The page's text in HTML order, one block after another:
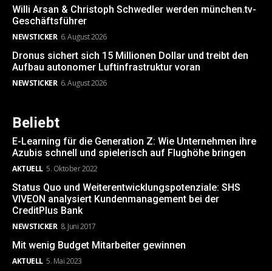
Willi Arsan & Christoph Schwedler werden münchen.tv-
Geschäftsführer
NEWSTICKER 6. August 2026
Dronus sichert sich 15 Millionen Dollar und treibt den
Aufbau autonomer Luftinfrastruktur voran
NEWSTICKER 6. August 2026
Beliebt
E-Learning für die Generation Z: Wie Unternehmen ihre
Azubis schnell und spielerisch auf Flughöhe bringen
AKTUELL 5. Oktober 2022
Status Quo und Weiterentwicklungspotenziale: SHS
VIVEON analysiert Kundenmanagement bei der
CreditPlus Bank
NEWSTICKER 8. Juni 2017
Mit wenig Budget Mitarbeiter gewinnen
AKTUELL 5. Mai 2023